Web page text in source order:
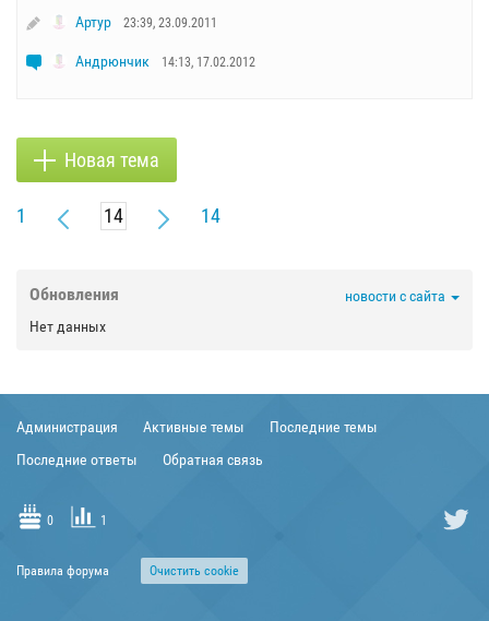
Артур 23:39, 23.09.2011
Андрюнчик 14:13, 17.02.2012
1 14
Новая тема
Обновления
новости с сайта
Нет данных
Администрация Активные темы
Последние темы
Последние ответы
Обратная связь
0 1
Правила форума Очиcтить cookie